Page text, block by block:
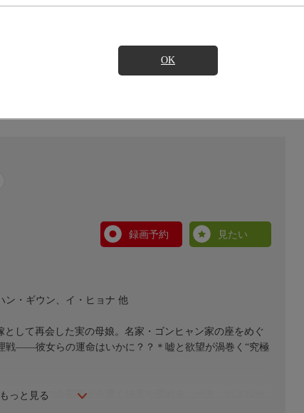
OK
録画予約
見たい
もっと見る
ン・ギウン、イ・ヒョナ 他
して再会した実の母娘。名家・ゴンヒャン家の座をめぐ
戦――彼女らの運命はいかに？？＊嘘と欲望が渦巻く“究極
ヒャンの会長職から退く決意を固める。一方、ハヌルか